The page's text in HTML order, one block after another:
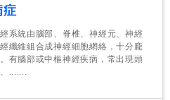
症
系統由腦部、脊椎、神經元、神經
纖維組合成神經細胞網絡，十分龐
有腦部或中樞神經疾病，常出現頭
.......